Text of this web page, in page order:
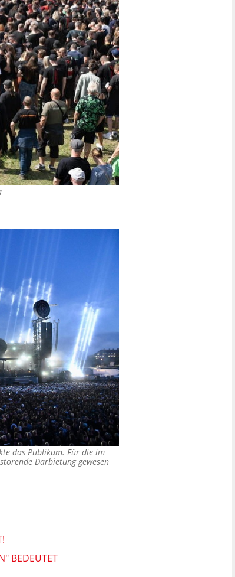
das Publikum. Für die im
Darbietung gewesen
BEDEUTET